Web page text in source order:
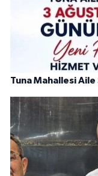
Tuna Mahallesi Aile